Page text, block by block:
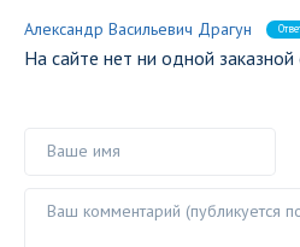
Александр Васильевич Драгун
На сайте нет ни одной заказной